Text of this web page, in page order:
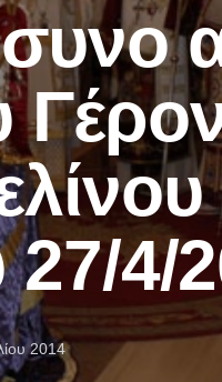
27/4/
2014